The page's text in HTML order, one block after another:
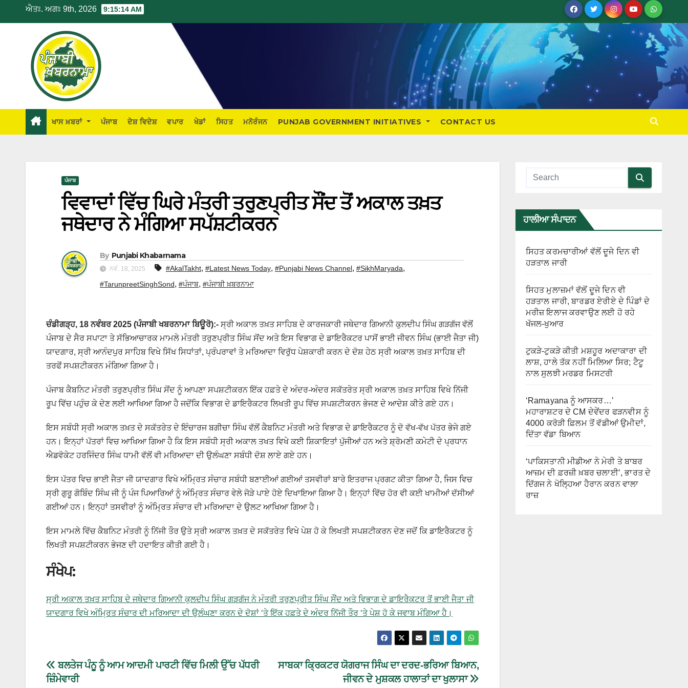
ਐਤਃ. ਅਗਃ 9th, 2026 9:15:15 AM
ਖਾਸ ਖ਼ਬਰਾਂ ਪੰਜਾਬ ਦੇਸ਼ ਵਿਦੇਸ਼ ਵਪਾਰ ਖੇਡਾਂ ਸਿਹਤ ਮਨੋਰੰਜਨ PUNJAB GOVERNMENT INITIATIVES CONTACT US
ਪੰਜਾਬ
ਵਿਵਾਦਾਂ ਵਿੱਚ ਘਿਰੇ ਮੰਤਰੀ ਤਰੁਣਪ੍ਰੀਤ ਸੌਂਦ ਤੋਂ ਅਕਾਲ ਤਖ਼ਤ
ਜਥੇਦਾਰ ਨੇ ਮੰਗਿਆ ਸਪੱਸ਼ਟੀਕਰਨ
By Punjabi Khabarnama
ਨਵੰ. 18, 2025 #AkalTakht, #Latest News Today, #Punjabi News Channel, #SikhMaryada,
#TarunpreetSinghSond, #ਪੰਜਾਬ, #ਪੰਜਾਬੀ ਖ਼ਬਰਨਾਮਾ
ਚੰਡੀਗੜ੍ਹ, 18 ਨਵੰਬਰ 2025 (ਪੰਜਾਬੀ ਖਬਰਨਾਮਾ ਬਿਊਰੋ):- ਸ੍ਰੀ ਅਕਾਲ ਤਖ਼ਤ ਸਾਹਿਬ ਦੇ ਕਾਰਜਕਾਰੀ ਜਥੇਦਾਰ ਗਿਆਨੀ ਕੁਲਦੀਪ ਸਿੰਘ ਗੜਗੱਜ ਵੱਲੋਂ
ਪੰਜਾਬ ਦੇ ਸੈਰ ਸਪਾਟਾ ਤੇ ਸੱਭਿਆਚਾਰਕ ਮਾਮਲੇ ਮੰਤਰੀ ਤਰੁਣਪ੍ਰੀਤ ਸਿੰਘ ਸੋਂਦ ਅਤੇ ਇਸ ਵਿਭਾਗ ਦੇ ਡਾਇਰੈਕਟਰ ਪਾਸੋਂ ਭਾਈ ਜੀਵਨ ਸਿੰਘ (ਭਾਈ ਜੈਤਾ ਜੀ)
ਯਾਦਗਾਰ, ਸ੍ਰੀ ਆਨੰਦਪੁਰ ਸਾਹਿਬ ਵਿਖੇ ਸਿੱਖ ਸਿਧਾਂਤਾਂ, ਪ੍ਰੰਪਰਾਵਾਂ ਤੇ ਮਰਿਆਦਾ ਵਿਰੁੱਧ ਪੇਸ਼ਕਾਰੀ ਕਰਨ ਦੇ ਦੋਸ਼ ਹੇਠ ਸ੍ਰੀ ਅਕਾਲ ਤਖ਼ਤ ਸਾਹਿਬ ਦੀ
ਤਰਫੋਂ ਸਪਸ਼ਟੀਕਰਨ ਮੰਗਿਆ ਗਿਆ ਹੈ।
ਪੰਜਾਬ ਕੈਬਨਿਟ ਮੰਤਰੀ ਤਰੁਣਪ੍ਰੀਤ ਸਿੰਘ ਸੋਂਦ ਨੂੰ ਆਪਣਾ ਸਪਸ਼ਟੀਕਰਨ ਇੱਕ ਹਫ਼ਤੇ ਦੇ ਅੰਦਰ-ਅੰਦਰ ਸਕੱਤਰੇਤ ਸ੍ਰੀ ਅਕਾਲ ਤਖ਼ਤ ਸਾਹਿਬ ਵਿਖੇ ਨਿੱਜੀ
ਰੂਪ ਵਿੱਚ ਪਹੁੰਚ ਕੇ ਦੇਣ ਲਈ ਆਖਿਆ ਗਿਆ ਹੈ ਜਦੋਂਕਿ ਵਿਭਾਗ ਦੇ ਡਾਇਰੈਕਟਰ ਲਿਖਤੀ ਰੂਪ ਵਿੱਚ ਸਪਸ਼ਟੀਕਰਨ ਭੇਜਣ ਦੇ ਆਦੇਸ਼ ਕੀਤੇ ਗਏ ਹਨ।
ਇਸ ਸਬੰਧੀ ਸ੍ਰੀ ਅਕਾਲ ਤਖ਼ਤ ਦੇ ਸਕੱਤਰੇਤ ਦੇ ਇੰਚਾਰਜ ਬਗੀਚਾ ਸਿੰਘ ਵੱਲੋਂ ਕੈਬਨਿਟ ਮੰਤਰੀ ਅਤੇ ਵਿਭਾਗ ਦੇ ਡਾਇਰੈਕਟਰ ਨੂੰ ਦੋ ਵੱਖ-ਵੱਖ ਪੱਤਰ ਭੇਜੇ ਗਏ
ਹਨ। ਇਨ੍ਹਾਂ ਪੱਤਰਾਂ ਵਿਚ ਆਖਿਆ ਗਿਆ ਹੈ ਕਿ ਇਸ ਸਬੰਧੀ ਸ੍ਰੀ ਅਕਾਲ ਤਖਤ ਵਿਖੇ ਕਈ ਸ਼ਿਕਾਇਤਾਂ ਪੁੱਜੀਆਂ ਹਨ ਅਤੇ ਸ਼੍ਰੋਮਣੀ ਕਮੇਟੀ ਦੇ ਪ੍ਰਧਾਨ
ਐਡਵੋਕੇਟ ਹਰਜਿੰਦਰ ਸਿੰਘ ਧਾਮੀ ਵੱਲੋਂ ਵੀ ਮਰਿਆਦਾ ਦੀ ਉਲੰਘਣਾ ਸਬੰਧੀ ਦੋਸ਼ ਲਾਏ ਗਏ ਹਨ।
ਇਸ ਪੱਤਰ ਵਿਚ ਭਾਈ ਜੈਤਾ ਜੀ ਯਾਦਗਾਰ ਵਿਖੇ ਅੰਮ੍ਰਿਤ ਸੰਚਾਰ ਸਬੰਧੀ ਬਣਾਈਆਂ ਗਈਆਂ ਤਸਵੀਰਾਂ ਬਾਰੇ ਇਤਰਾਜ ਪ੍ਰਗਟ ਕੀਤਾ ਗਿਆ ਹੈ, ਜਿਸ ਵਿਚ
ਸ੍ਰੀ ਗੁਰੂ ਗੋਬਿੰਦ ਸਿੰਘ ਜੀ ਨੂੰ ਪੰਜ ਪਿਆਰਿਆਂ ਨੂੰ ਅੰਮ੍ਰਿਤ ਸੰਚਾਰ ਵੇਲੇ ਜੋੜੇ ਪਾਏ ਹੋਏ ਦਿਖਾਇਆ ਗਿਆ ਹੈ। ਇਨ੍ਹਾਂ ਵਿੱਚ ਹੋਰ ਵੀ ਕਈ ਖਾਮੀਆਂ ਦੱਸੀਆਂ
ਗਈਆਂ ਹਨ। ਇਨ੍ਹਾਂ ਤਸਵੀਰਾਂ ਨੂੰ ਅੰਮ੍ਰਿਤ ਸੰਚਾਰ ਦੀ ਮਰਿਆਦਾ ਦੇ ਉਲਟ ਆਖਿਆ ਗਿਆ ਹੈ।
ਇਸ ਮਾਮਲੇ ਵਿੱਚ ਕੈਬਨਿਟ ਮੰਤਰੀ ਨੂੰ ਨਿੱਜੀ ਤੌਰ ਉਤੇ ਸ੍ਰੀ ਅਕਾਲ ਤਖ਼ਤ ਦੇ ਸਕੱਤਰੇਤ ਵਿਖੇ ਪੇਸ਼ ਹੋ ਕੇ ਲਿਖਤੀ ਸਪਸ਼ਟੀਕਰਨ ਦੇਣ ਜਦੋਂ ਕਿ ਡਾਇਰੈਕਟਰ ਨੂੰ
ਲਿਖਤੀ ਸਪਸ਼ਟੀਕਰਨ ਭੇਜਣ ਦੀ ਹਦਾਇਤ ਕੀਤੀ ਗਈ ਹੈ।
ਸੰਖੇਪ:
ਸ੍ਰੀ ਅਕਾਲ ਤਖ਼ਤ ਸਾਹਿਬ ਦੇ ਜਥੇਦਾਰ ਗਿਆਨੀ ਕੁਲਦੀਪ ਸਿੰਘ ਗੜਗੱਜ ਨੇ ਮੰਤਰੀ ਤਰੁਣਪ੍ਰੀਤ ਸਿੰਘ ਸੌਂਦ ਅਤੇ ਵਿਭਾਗ ਦੇ ਡਾਇਰੈਕਟਰ ਤੋਂ ਭਾਈ ਜੈਤਾ ਜੀ
ਯਾਦਗਾਰ ਵਿਖੇ ਅੰਮ੍ਰਿਤ ਸੰਚਾਰ ਦੀ ਮਰਿਆਦਾ ਦੀ ਉਲੰਘਣਾ ਕਰਨ ਦੇ ਦੋਸ਼ਾਂ ‘ਤੇ ਇੱਕ ਹਫ਼ਤੇ ਦੇ ਅੰਦਰ ਨਿੱਜੀ ਤੌਰ ‘ਤੇ ਪੇਸ਼ ਹੋ ਕੇ ਜਵਾਬ ਮੰਗਿਆ ਹੈ।
ਸਾਬਕਾ ਕ੍ਰਿਕਟਰ ਯੋਗਰਾਜ ਸਿੰਘ ਦਾ ਦਰਦ-ਭਰਿਆ ਬਿਆਨ,
ਜੀਵਨ ਦੇ ਮੁਸ਼ਕਲ ਹਾਲਾਤਾਂ ਦਾ ਖੁਲਾਸਾ
ਬਲਤੇਜ ਪੰਨੂ ਨੂੰ ਆਮ ਆਦਮੀ ਪਾਰਟੀ ਵਿੱਚ ਮਿਲੀ ਉੱਚ ਪੱਧਰੀ
ਜ਼ਿੰਮੇਵਾਰੀ
ਹਾਲੀਆ ਸੰਪਾਦਨ
ਸਿਹਤ ਕਰਮਚਾਰੀਆਂ ਵੱਲੋਂ ਦੂਜੇ ਦਿਨ ਵੀ
ਹੜਤਾਲ ਜਾਰੀ
ਸਿਹਤ ਮੁਲਾਜ਼ਮਾਂ ਵੱਲੋਂ ਦੂਜੇ ਦਿਨ ਵੀ
ਹੜਤਾਲ ਜਾਰੀ, ਬਾਰਡਰ ਏਰੀਏ ਦੇ ਪਿੰਡਾਂ ਦੇ
ਮਰੀਜ਼ ਇਲਾਜ ਕਰਵਾਉਣ ਲਈ ਹੋ ਰਹੇ
ਖੱਜਲ-ਖੁਆਰ
ਟੁਕੜੇ-ਟੁਕੜੇ ਕੀਤੀ ਮਸ਼ਹੂਰ ਅਦਾਕਾਰਾ ਦੀ
ਲਾਸ਼, ਹਾਲੇ ਤੱਕ ਨਹੀਂ ਮਿਲਿਆ ਸਿਰ; ਟੈਟੂ
ਨਾਲ ਸੁਲਝੀ ਮਰਡਰ ਮਿਸਟਰੀ
‘Ramayana ਨੂੰ ਆਸਕਰ…’
ਮਹਾਰਾਸ਼ਟਰ ਦੇ CM ਦੇਵੇਂਦਰ ਫੜਨਵੀਸ ਨੂੰ
4000 ਕਰੋੜੀ ਫ਼ਿਲਮ ਤੋਂ ਵੱਡੀਆਂ ਉਮੀਦਾਂ,
ਦਿੱਤਾ ਵੱਡਾ ਬਿਆਨ
‘ਪਾਕਿਸਤਾਨੀ ਮੀਡੀਆ ਨੇ ਮੇਰੀ ਤੇ ਬਾਬਰ
ਆਜ਼ਮ ਦੀ ਫ਼ਰਜ਼ੀ ਖ਼ਬਰ ਚਲਾਈ’, ਭਾਰਤ ਦੇ
ਦਿੱਗਜ ਨੇ ਖੋਲ੍ਹਿਆ ਹੈਰਾਨ ਕਰਨ ਵਾਲਾ
ਰਾਜ਼